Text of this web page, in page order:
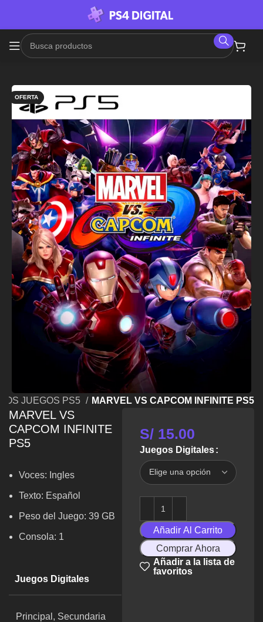
OFERTA
JUEGOS PS5 MARVEL VS CAPCOM INFINITE PS5
MARVEL VS
CAPCOM INFINITE
PS5
Voces: Ingles
Texto: Español
Peso del Juego: 39 GB
Consola: 1
Juegos Digitales
Principal, Secundaria
S/15.00
Juegos Digitales
Añadir Al Carrito
Comprar Ahora
Añadir a la lista de
favoritos